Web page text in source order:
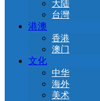
大陆
台灣
港澳
香港
澳门
文化
中华
海外
美术